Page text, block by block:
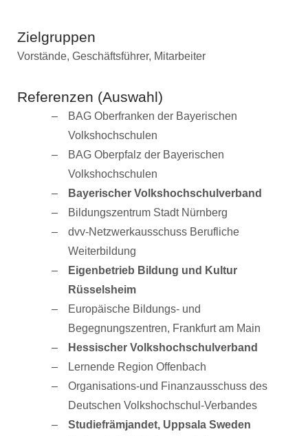
Zielgruppen
Vorstände, Geschäftsführer, Mitarbeiter
Referenzen (Auswahl)
BAG Oberfranken der Bayerischen
Volkshochschulen
BAG Oberpfalz der Bayerischen
Volkshochschulen
Bayerischer Volkshochschulverband
Bildungszentrum Stadt Nürnberg
dvv-Netzwerkausschuss Berufliche
Weiterbildung
Eigenbetrieb Bildung und Kultur
Rüsselsheim
Europäische Bildungs- und
Begegnungszentren, Frankfurt am Main
Hessischer Volkshochschulverband
Lernende Region Offenbach
Organisations-und Finanzausschuss des
Deutschen Volkshochschul-Verbandes
Studiefrämjandet, Uppsala Sweden